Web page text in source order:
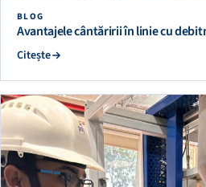
BLOG
Avantajele cântăririi în linie cu
Citește